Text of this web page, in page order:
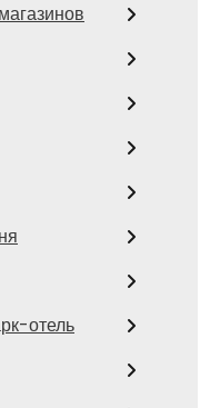
отель